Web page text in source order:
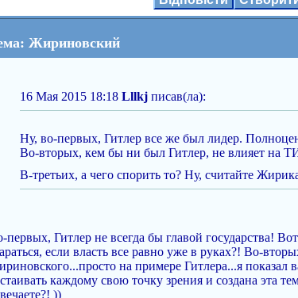
Жириновский
16 Мая 2015 18:18 Lllkj писав(ла):
Ну, во-первых, Гитлер все же был лидер.
Во-вторых, кем бы ни был Гитлер, не влияет на
В-третьих, а чего спорить то? Ну, считайте
первых, Гитлер не всегда бы главой государства!
если власть все равно уже в руках?! Во-
на примере Гитлера...я показал
каждому свою точку зрения и создана эта
))